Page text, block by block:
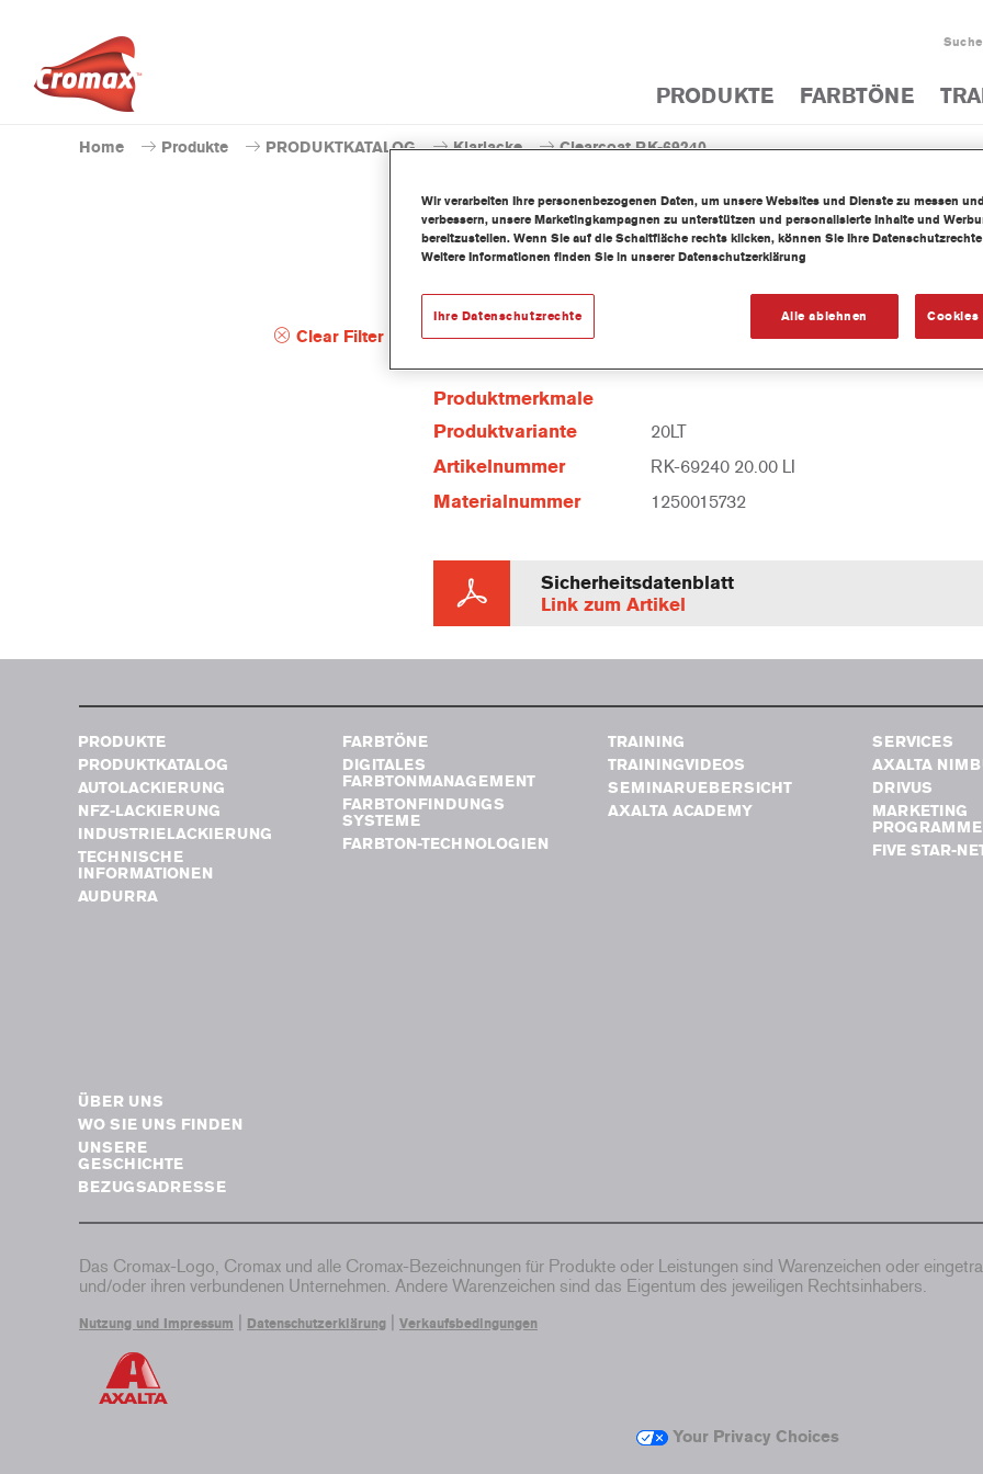
Suche
PRODUKTE FARBTÖNE
Home Produkte PRODUKTKATALOG Klarlacke Clearcoat RK-69240
Clear Filter
Clearcoat RK-
Produktmerkmale
Produktvariante
20LT
Artikelnummer RK-69240 20.00 LI
Materialnummer 1250015732
Sicherheitsdatenblatt
Link zum Artikel
PRODUKTE
PRODUKTKATALOG
AUTOLACKIERUNG
NFZ-LACKIERUNG
INDUSTRIELACKIERUNG
TECHNISCHE
INFORMATIONEN
AUDURRA
FARBTÖNE
DIGITALES
FARBTONMANAGEMENT
FARBTONFINDUNGS
SYSTEME
FARBTON-TECHNOLOGIEN
TRAINING
TRAININGVIDEOS
SEMINARUEBERSICHT
AXALTA ACADEMY
SERVICES
AXALTA
DRIVUS
MARKETING
FIVE STAR-
ÜBER UNS
WO SIE UNS FINDEN
UNSERE
GESCHICHTE
BEZUGSADRESSE
Das Cromax-Logo, Cromax und alle Cromax-Bezeichnungen für Produkte oder Leistungen sind Warenzeichen oder
und/oder ihren verbundenen Unternehmen. Andere Warenzeichen sind das Eigentum des jeweiligen Rechtsinhabers.
Nutzung und Impressum Datenschutzerklärung Verkaufsbedingungen
Your Privacy Choices
Wir verarbeiten Ihre personenbezogenen Daten, um unsere Websites und Dienste zu messen
verbessern, unsere Marketingkampagnen zu unterstützen und personalisierte Inhalte und
bereitzustellen. Wenn Sie auf die Schaltfläche rechts klicken, können Sie Ihre
Weitere Informationen finden Sie in unserer Datenschutzerklärung
Alle ablehnen Cookies
Ihre Datenschutzrechte